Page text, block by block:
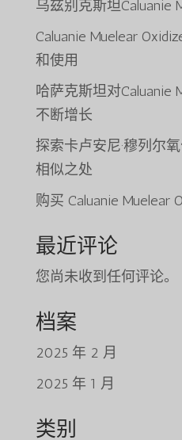
乌兹别克斯坦Caluanie
Caluanie Muelear
和使用
哈萨克斯坦对Caluanie
不断增长
探索卡卢安尼·穆列尔
相似之处
购买 Caluanie Muelear
最近评论
您尚未收到任何评论。
档案
2025 年 2 月
2025 年 1 月
类别